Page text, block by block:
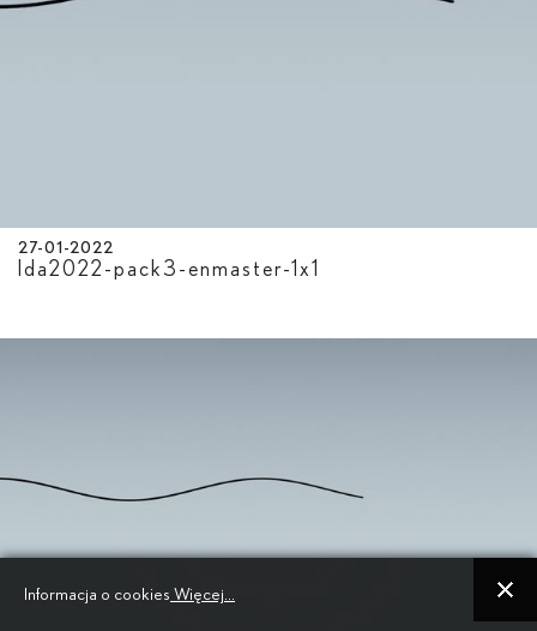
27-01-2022
lda2022-pack3-enmaster-1x1
Informacja o cookies Więcej...